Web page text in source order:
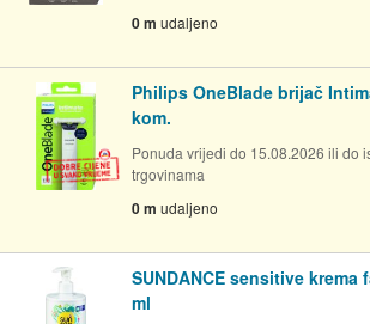
0 m udaljeno
Philips OneBlade brijač
kom.
Ponuda vrijedi do 15.08.2026 ili do
trgovinama
0 m udaljeno
SUNDANCE sensitive krema
ml